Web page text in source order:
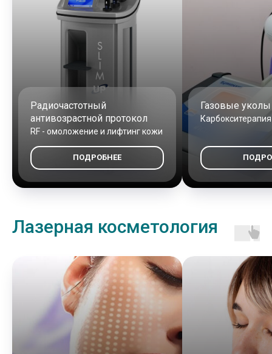
Радиочастотный
антивозрастной протокол
RF - омоложение и лифтинг кожи
ПОДРОБНЕЕ
Газовые
Карбокситерапия
Лазерная косметология